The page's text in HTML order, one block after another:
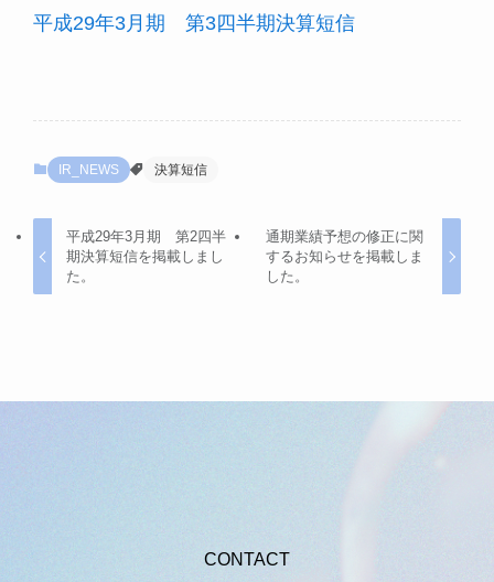
平成29年3月期 第3四半期決算短信
IR_NEWS 決算短信
平成29年3月期 第2四半
期決算短信を掲載しまし
た。
通期業績予想の修正に関
するお知らせを掲載しま
した。
CONTACT